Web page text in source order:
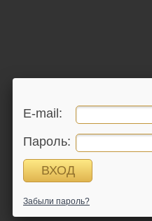
E-mail:
Пароль:
Забыли пароль?